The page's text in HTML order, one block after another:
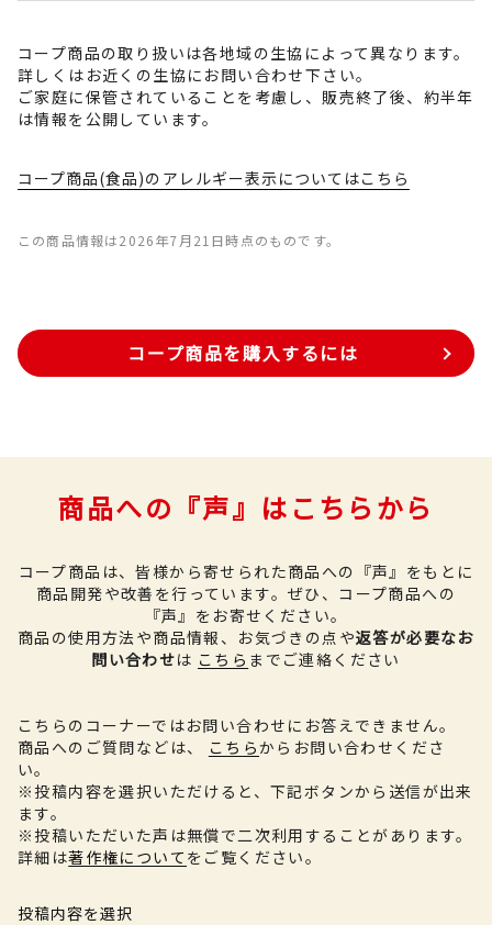
コープ商品の取り扱いは各地域の生協によって異なります。
詳しくはお近くの生協にお問い合わせ下さい。
ご家庭に保管されていることを考慮し、販売終了後、約半年
は情報を公開しています。
コープ商品(食品)のアレルギー表示についてはこちら
この商品情報は2026年7月21日時点のものです。
コープ商品を購入するには
商品への『声』はこちらから
コープ商品は、皆様から寄せられた商品への『声』をもとに
商品開発や改善を行っています。 ぜひ、コープ商品への
『声』をお寄せください。
商品の使用方法や商品情報、お気づきの点や返答が必要なお
問い合わせは こちら までご連絡ください
こちらのコーナーではお問い合わせにお答えできません。
商品へのご質問などは、
こちらからお問い合わせくださ
い。
※投稿内容を選択いただけると、下記ボタンから送信が出来
ます。
※投稿いただいた声は無償で二次利用することがあります。
詳細は著作権について をご覧ください。
投稿内容を選択